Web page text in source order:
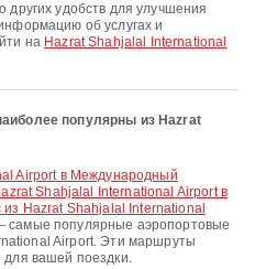
удобств для улучшения
об услугах и
на Hazrat Shahjalal International
популярны из Hazrat
Shahjalal International Airport в
из Hazrat Shahjalal International
популярные аэропортовые
Airport. Эти маршруты
для вашей поездки.